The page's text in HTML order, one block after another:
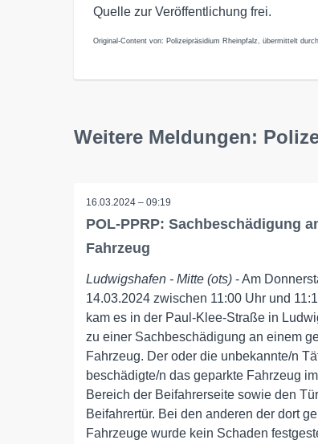
Quelle zur Veröffentlichung frei.
Original-Content von: Polizeipräsidium Rheinpfalz, übermittelt
Weitere Meldungen:
16.03.2024 – 09:19
POL-PPRP: Sachbeschädigung
Fahrzeug
Ludwigshafen - Mitte (ots) - Am
14.03.2024 zwischen 11:00 Uhr und
kam es in der Paul-Klee-Straße in
zu einer Sachbeschädigung an einem
Fahrzeug. Der oder die unbekannte/n
beschädigte/n das geparkte Fahrzeug im
Bereich der Beifahrerseite sowie den
Beifahrertür. Bei den anderen der dort
Fahrzeuge wurde kein Schaden